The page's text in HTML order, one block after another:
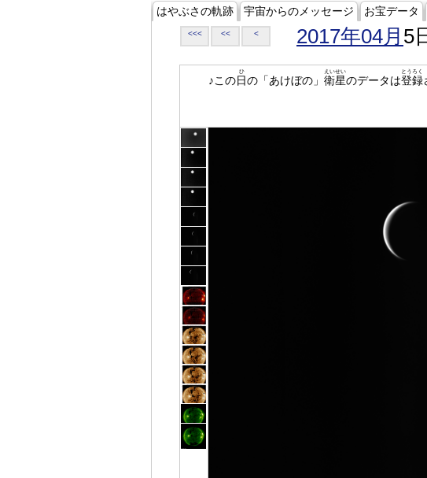
はやぶさの軌跡 宇宙からのメッセージ お宝データ
<<< << < 2017年04月 5
♪この日
ひ
の「あけぼの」 衛星
えいせい
のデータは登録
とうろく